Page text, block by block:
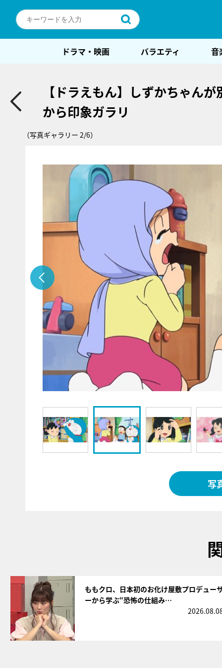
ドラマ・映画 バラエティ 音
【ドラえもん】しずかちゃん
から印象ガラリ
（写真ギャラリー 2/6）
写
ももクロ、日本初のお化け屋敷プロデュー
ーから学ぶ“恐怖の仕組み…